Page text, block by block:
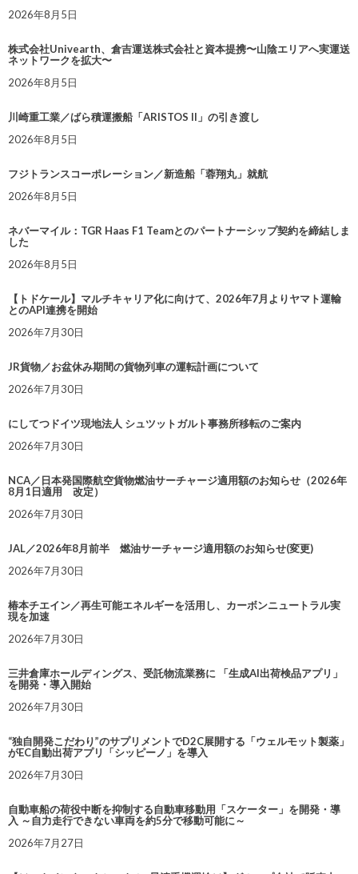
2026年8月5日
株式会社Univearth、倉吉運送株式会社と資本提携〜山陰エリアへ実運送
ネットワークを拡大〜
2026年8月5日
川崎重工業／ばら積運搬船「ARISTOS II」の引き渡し
2026年8月5日
フジトランスコーポレーション／新造船「蓉翔丸」就航
2026年8月5日
ネバーマイル：TGR Haas F1 Teamとのパートナーシップ契約を締結しま
した
2026年8月5日
【トドケール】マルチキャリア化に向けて、2026年7月よりヤマト運輸
とのAPI連携を開始
2026年7月30日
JR貨物／お盆休み期間の貨物列車の運転計画について
2026年7月30日
にしてつドイツ現地法人 シュツットガルト事務所移転のご案内
2026年7月30日
NCA／日本発国際航空貨物燃油サーチャージ適用額のお知らせ（2026年
8月1日適用 改定）
2026年7月30日
JAL／2026年8月前半 燃油サーチャージ適用額のお知らせ(変更)
2026年7月30日
椿本チエイン／再生可能エネルギーを活用し、カーボンニュートラル実
現を加速
2026年7月30日
三井倉庫ホールディングス、受託物流業務に 「生成AI出荷検品アプリ」
を開発・導入開始
2026年7月30日
“独自開発こだわり”のサプリメントでD2C展開する「ウェルモット製薬」
がEC自動出荷アプリ「シッピーノ」を導入
2026年7月30日
自動車船の荷役中断を抑制する自動車移動用「スケーター」を開発・導
入 ～自力走行できない車両を約5分で移動可能に～
2026年7月27日